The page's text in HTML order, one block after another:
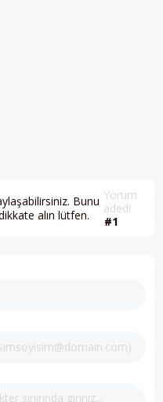
Bunu
alın lütfen.
Yorum
adedi
#1